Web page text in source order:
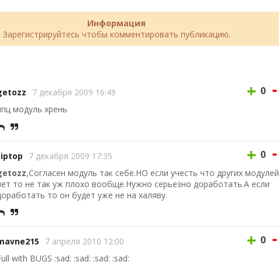
Информация
Зарегистрируйтесь чтобы комментировать публикацию.
7 декабря 2009 16:49 + 0 -
модуль хрень
7 декабря 2009 17:35 + 0 -
,Согласен модуль так себе.НО если учесть что других модулей
то не так уж плохо вообще.Нужно серьезно доработать.А если
то он будет уже не на халяву.
7 апреля 2010 12:00 + 0 -
with BUGS :sad: :sad: :sad: :sad: